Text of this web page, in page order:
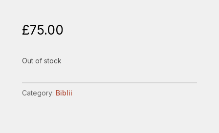
£75.00
Out of stock
Category: Biblii